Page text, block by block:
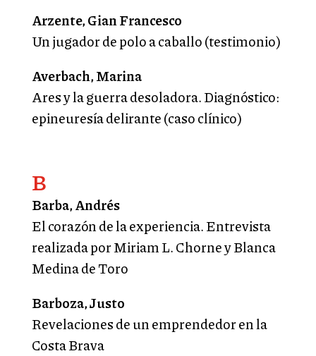
Arzente, Gian Francesco
Un jugador de polo a caballo (testimonio)
Averbach, Marina
Ares y la guerra desoladora. Diagnóstico:
epineuresía delirante (caso clínico)
B
Barba, Andrés
El corazón de la experiencia. Entrevista
realizada por Miriam L. Chorne y Blanca
Medina de Toro
Barboza, Justo
Revelaciones de un emprendedor en la
Costa Brava